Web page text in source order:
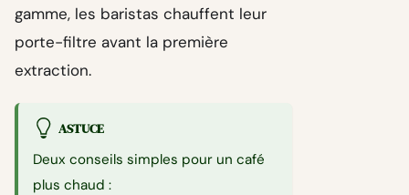
gamme, les baristas chauffent leur
porte-filtre avant la première
extraction.
ASTUCE
Deux conseils simples pour un café
plus chaud :